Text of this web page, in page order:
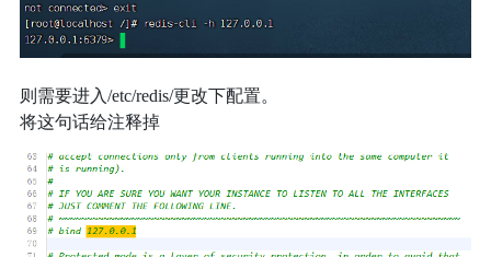
则需要进入/etc/redis/更改下配置。
将这句话给注释掉